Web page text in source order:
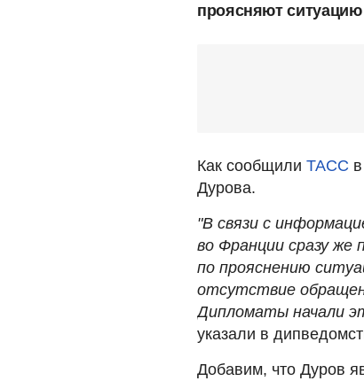
проясняют ситуацию
Как сообщили ТАСС
Дурова.
"В связи с
во Франции сразу же
по прояснению
отсутствие
Дипломаты начали
указали в
Добавим, что Дуров